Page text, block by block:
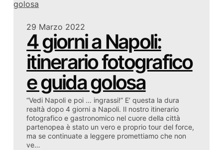
29 Marzo 2022
4 giorni a Napoli:
itinerario fotografico
e guida golosa
“Vedi Napoli e poi … ingrassi!” E’ questa la dura
realtà dopo 4 giorni a Napoli. Il nostro itinerario
fotografico e gastronomico nel cuore della città
partenopea è stato un vero e proprio tour del force,
ma se continuate a leggere promettiamo che non
ve…